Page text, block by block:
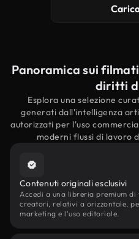
Panoramica sui
diritti
Esplora una selezione
generati dall'intelligenza
autorizzati per l'uso
moderni flussi di lavoro
Contenuti originali esclusivi
Accedi a una libreria premium
creatori, relativi a orizzontale,
marketing e l'uso editoriale.